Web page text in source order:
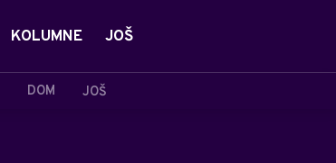
DOM JOŠ
KOLUMNE JOŠ